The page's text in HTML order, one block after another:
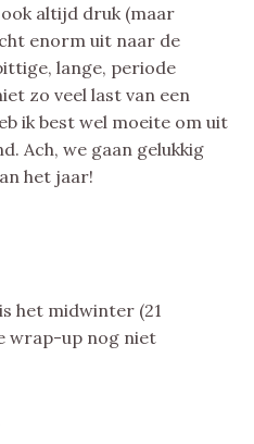
altijd druk (maar
enorm uit naar de
lange, periode
zo veel last van een
ik best wel moeite om uit
Ach, we gaan gelukkig
het jaar!
het midwinter (21
wrap-up nog niet